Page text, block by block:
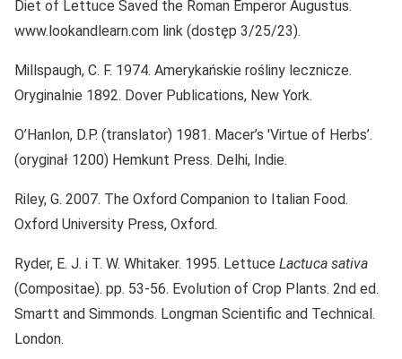
Diet of Lettuce Saved the Roman Emperor Augustus.
www.lookandlearn.com link (dostęp 3/25/23).
Millspaugh, C. F. 1974. Amerykańskie rośliny lecznicze.
Oryginalnie 1892. Dover Publications, New York.
O’Hanlon, D.P. (translator) 1981. Macer’s 'Virtue of Herbs’.
(oryginał 1200) Hemkunt Press. Delhi, Indie.
Riley, G. 2007. The Oxford Companion to Italian Food.
Oxford University Press, Oxford.
Ryder, E. J. i T. W. Whitaker. 1995. Lettuce Lactuca sativa
(Compositae). pp. 53-56. Evolution of Crop Plants. 2nd ed.
Smartt and Simmonds. Longman Scientific and Technical.
London.